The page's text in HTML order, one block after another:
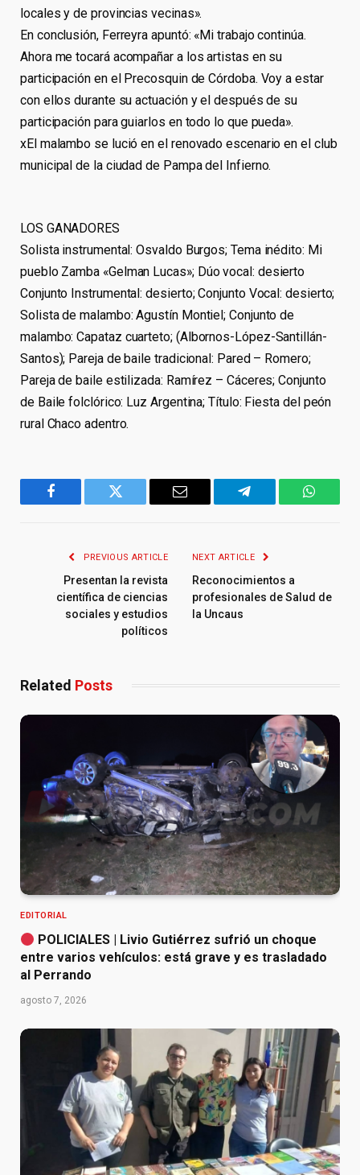
locales y de provincias vecinas».
En conclusión, Ferreyra apuntó: «Mi trabajo continúa.
Ahora me tocará acompañar a los artistas en su
participación en el Precosquin de Córdoba. Voy a estar
con ellos durante su actuación y el después de su
participación para guiarlos en todo lo que pueda».
xEl malambo se lució en el renovado escenario en el club
municipal de la ciudad de Pampa del Infierno.
LOS GANADORES
Solista instrumental: Osvaldo Burgos; Tema inédito: Mi
pueblo Zamba «Gelman Lucas»; Dúo vocal: desierto
Conjunto Instrumental: desierto; Conjunto Vocal: desierto;
Solista de malambo: Agustín Montiel; Conjunto de
malambo: Capataz cuarteto; (Albornos-López-Santillán-
Santos); Pareja de baile tradicional: Pared – Romero;
Pareja de baile estilizada: Ramírez – Cáceres; Conjunto
de Baile folclórico: Luz Argentina; Título: Fiesta del peón
rural Chaco adentro.
Facebook Twitter Email Telegram
PREVIOUS ARTICLE
Presentan la revista
científica de ciencias
sociales y estudios
políticos
NEXT ARTICLE
Reconocimientos a
profesionales de Salud de
la Uncaus
Related Posts
EDITORIAL
POLICIALES | Livio Gutiérrez sufrió un choque
entre varios vehículos: está grave y es trasladado
al Perrando
agosto 7, 2026